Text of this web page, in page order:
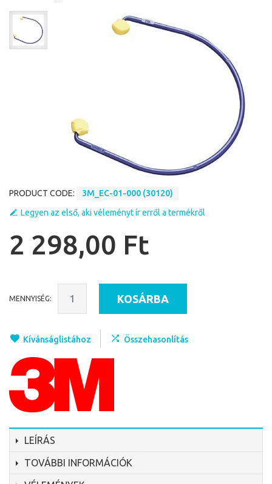
PRODUCT CODE:
3M_EC-01-000 (30120)
Legyen az első, aki véleményt ír erről a termékről
2 298,00 Ft
MENNYISÉG: KOSÁRBA
Kívánságlistához Összehasonlítás
LEÍRÁS
TOVÁBBI INFORMÁCIÓK